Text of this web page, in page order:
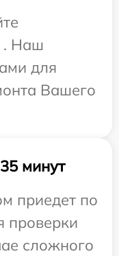
. Наш
для
Вашего
минут
приедет по
проверки
сложного